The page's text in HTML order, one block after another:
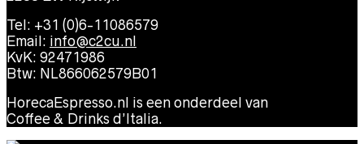
Tel: +31 (0)6-11086579
Email: info@c2cu.nl
KvK: 92471986
Btw: NL866062579B01
HorecaEspresso.nl is een onderdeel van
Coffee & Drinks d’Italia.